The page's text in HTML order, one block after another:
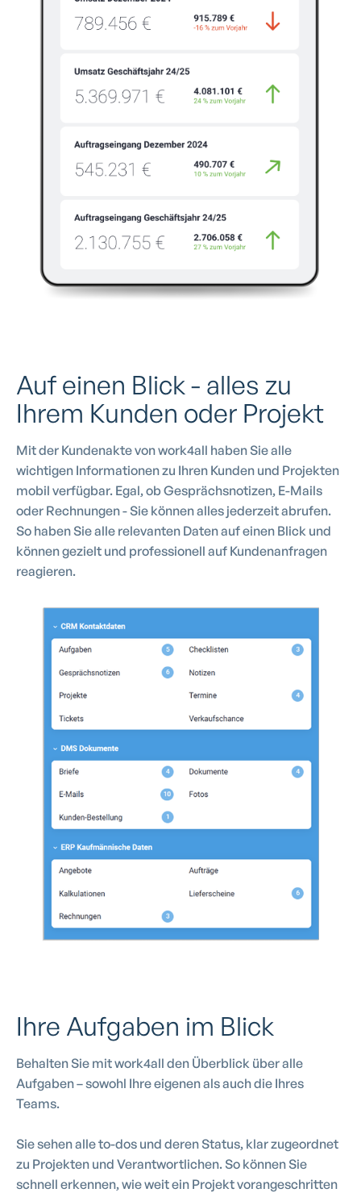
Auf einen Blick - alles zu
Ihrem Kunden oder Projekt
Mit der Kundenakte von work4all haben Sie alle
wichtigen Informationen zu Ihren Kunden und Projekten
mobil verfügbar. Egal, ob Gesprächsnotizen, E-Mails
oder Rechnungen - Sie können alles jederzeit abrufen.
So haben Sie alle relevanten Daten auf einen Blick und
können gezielt und professionell auf Kundenanfragen
reagieren.
Ihre Aufgaben im Blick
Behalten Sie mit work4all den Überblick über alle
Aufgaben – sowohl Ihre eigenen als auch die Ihres
Teams.
Sie sehen alle to-dos und deren Status, klar zugeordnet
zu Projekten und Verantwortlichen. So können Sie
schnell erkennen, wie weit ein Projekt vorangeschritten